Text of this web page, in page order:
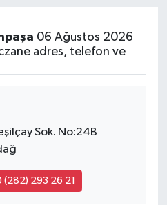
06 Ağustos 2026
adres, telefon ve
Sok. No:24B
(282) 293 26 21